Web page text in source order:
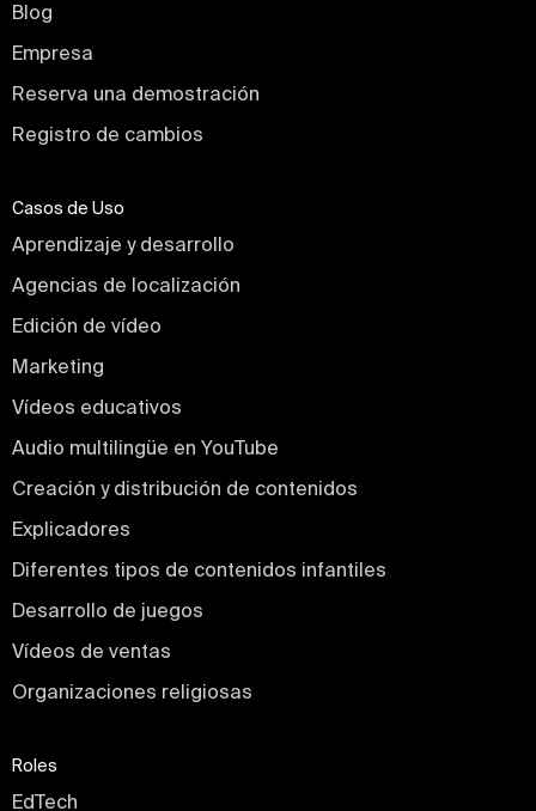
Blog
Empresa
Reserva una demostración
Registro de cambios
Casos de Uso
Aprendizaje y desarrollo
Agencias de localización
Edición de vídeo
Marketing
Vídeos educativos
Audio multilingüe en YouTube
Creación y distribución de contenidos
Explicadores
Diferentes tipos de contenidos infantiles
Desarrollo de juegos
Vídeos de ventas
Organizaciones religiosas
Roles
EdTech